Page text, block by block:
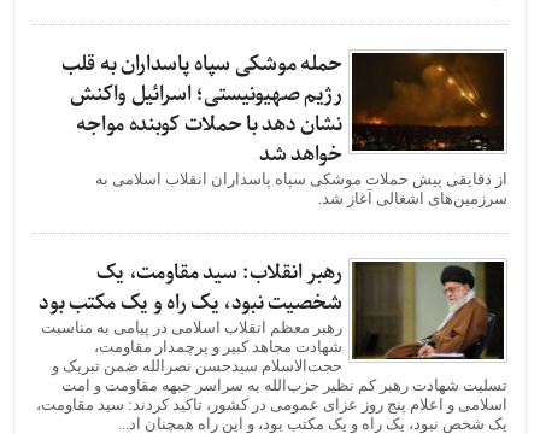
حمله موشکی سپاه پاسداران به قلب
رژیم صهیونیستی؛ اسرائیل واکنش
نشان دهد با حملات کوبنده مواجه
خواهد شد
از دقایقی پیش حملات موشکی سپاه پاسداران انقلاب اسلامی به
سرزمین‌های اشغالی آغاز شد.
رهبر انقلاب: سید مقاومت، یک
شخصیت نبود، یک راه و یک مکتب بود
رهبر معظم انقلاب اسلامی در پیامی به مناسبت
شهادت مجاهد کبیر و پرچمدار مقاومت،
حجت‌الاسلام سیدحسن نصرالله ضمن تبریک و
تسلیت شهادت رهبر کم نظیر حزب‌الله به سراسر جبهه مقاومت و امت
اسلامی و اعلام پنج روز عزای عمومی در کشور، تاکید کردند: سید مقاومت،
یک شخص نبود، یک راه و یک مکتب بود، و این راه همچنان اد...